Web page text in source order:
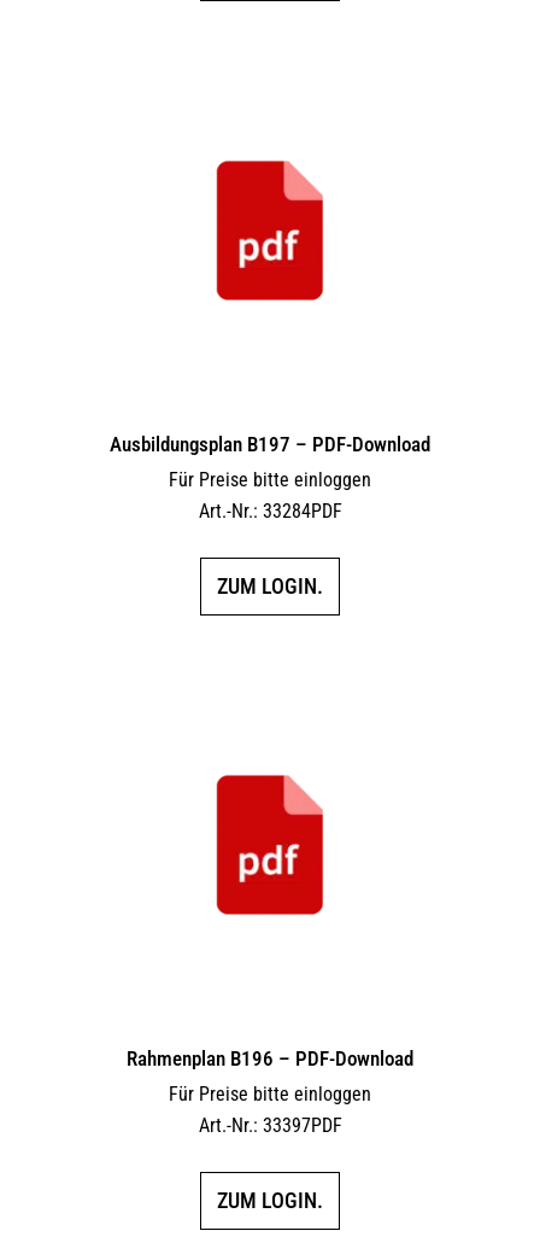
Ausbildungsplan B197 – PDF-Download
Für Preise bitte einloggen
Art.-Nr.: 33284PDF
ZUM LOGIN.
Rahmenplan B196 – PDF-Download
Für Preise bitte einloggen
Art.-Nr.: 33397PDF
ZUM LOGIN.